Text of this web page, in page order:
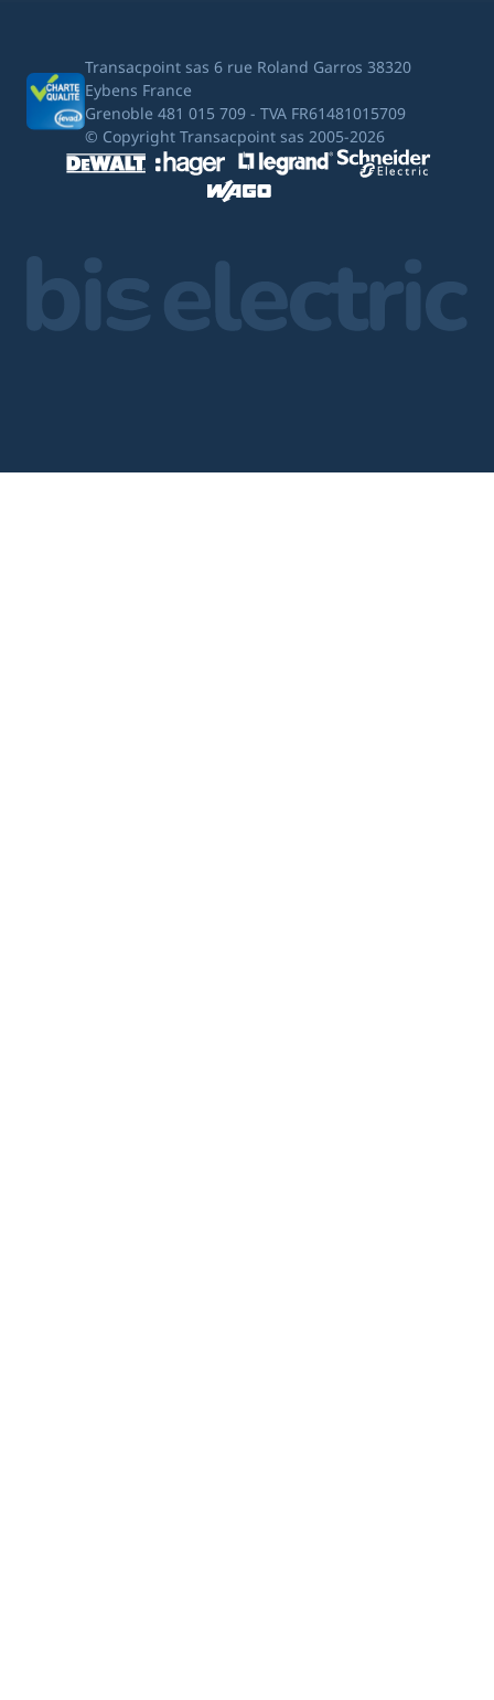
Transacpoint sas 6 rue Roland Garros 38320
Eybens France
Grenoble 481 015 709 - TVA FR61481015709
© Copyright Transacpoint sas 2005-2026